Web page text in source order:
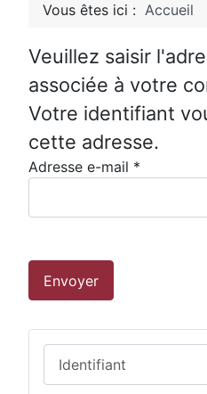
Vous êtes ici : Accueil
Veuillez saisir
associée à votre
Votre identifiant
cette adresse.
Adresse e-mail *
Envoyer